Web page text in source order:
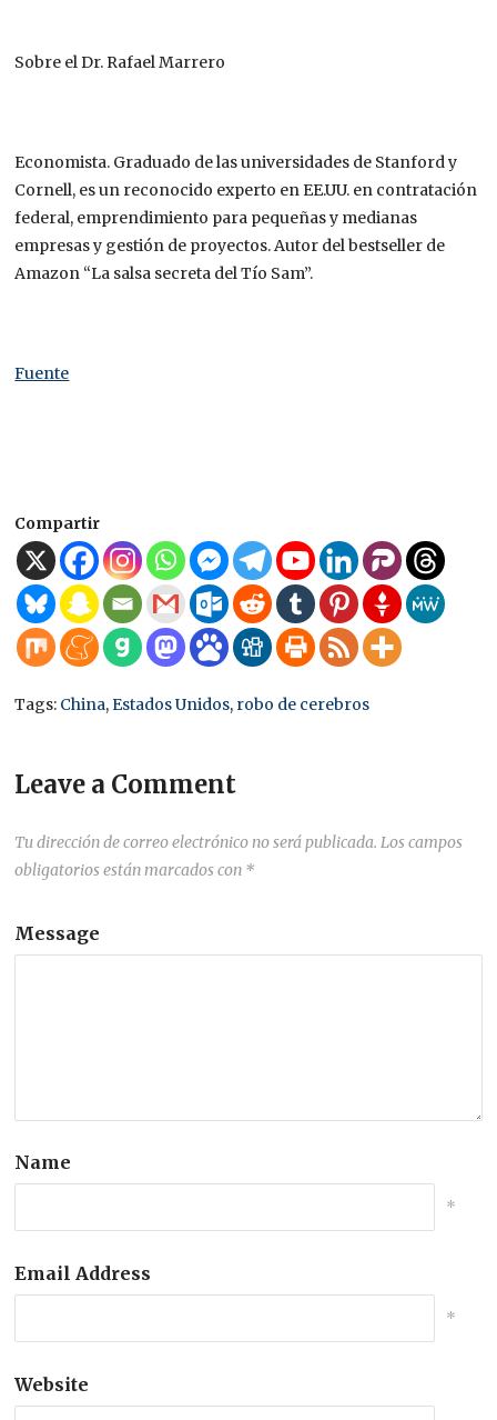
Sobre el Dr. Rafael Marrero
Economista. Graduado de las universidades de Stanford y
Cornell, es un reconocido experto en EE.UU. en contratación
federal, emprendimiento para pequeñas y medianas
empresas y gestión de proyectos. Autor del bestseller de
Amazon “La salsa secreta del Tío Sam”.
Fuente
Compartir
Tags: China,Estados Unidos, robo de cerebros
Leave a Comment
Tu dirección de correo electrónico no será publicada. Los campos
obligatorios están marcados con *
Message
Name
*
Email Address
*
Website